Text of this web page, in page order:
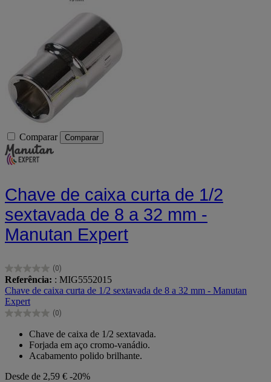
Comparar Comparar
Chave de caixa curta de 1/2
sextavada de 8 a 32 mm -
Manutan Expert
(0)
0.0
em
5
estrelas.
Referência: : MIG5552015
Chave de caixa curta de 1/2 sextavada de 8 a 32 mm - Manutan
Expert
(0)
0.0
estrelas.
Chave de caixa de 1/2 sextavada.
Forjada em aço cromo-vanádio.
Acabamento polido brilhante.
Desde de 2,59 € -20%